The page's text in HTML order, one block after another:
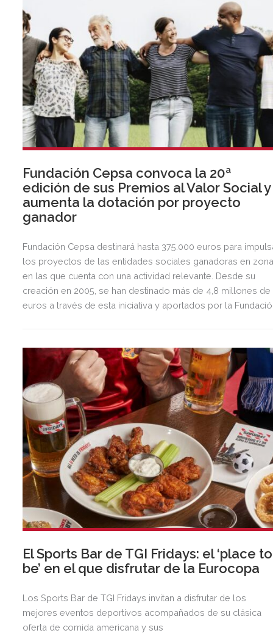
Fundación Cepsa convoca la 20ª
edición de sus Premios al Valor Social y
aumenta la dotación por proyecto
ganador
Fundación Cepsa destinará hasta 375.000 euros para
los proyectos de las entidades sociales ganadoras en
en las que cuenta con una actividad relevante. Desde su
creación en 2005, se han destinado más de 4,8 millones de
euros a través de esta iniciativa y aportados por la
proyecto. El plazo de presentación de proyectos
permanecerá abierto hasta el 19 de septiembre.
El Sports Bar de TGI Fridays: el ‘place to
be’ en el que disfrutar de la Eurocopa
Los Sports Bar de TGI Fridays invitan a disfrutar de los
mejores eventos deportivos acompañados de su clásica
oferta de comida americana y sus